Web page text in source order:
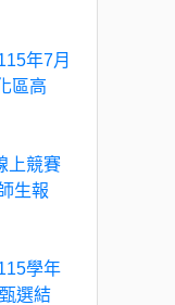
年7月
區高
上競賽
生報
學年
選結